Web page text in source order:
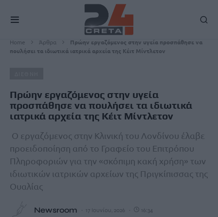
Home Άρθρα
Πρώην εργαζόμενος στην υγεία προσπάθησε να
πουλήσει τα ιδιωτικά ιατρικά αρχεία της Κέιτ Μίντλετον
Πρώην εργαζόμενος στην υγεία
προσπάθησε να πουλήσει τα ιδιωτικά
ιατρικά αρχεία της Κέιτ Μίντλετον
Ο εργαζόμενος στην Κλινική του Λονδίνου έλαβε
προειδοποίηση από το Γραφείο του Επιτρόπου
Πληροφοριών για την «σκόπιμη κακή χρήση» των
ιδιωτικών ιατρικών αρχείων της Πριγκίπισσας της
Ουαλίας
Newsroom 17 Ιουνίου, 2026 16:34